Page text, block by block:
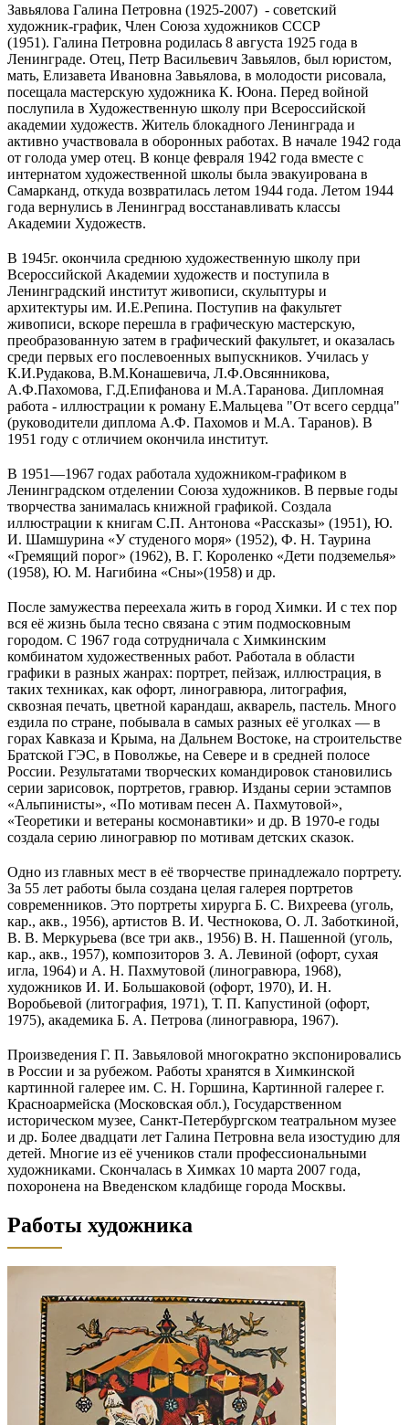
Завьялова Галина Петровна (1925-2007) - советский
художник-график, Член Союза художников СССР
(1951). Галина Петровна родилась 8 августа 1925 года в
Ленинграде. Отец, Петр Васильевич Завьялов, был юристом,
мать, Елизавета Ивановна Завьялова, в молодости рисовала,
посещала мастерскую художника К. Юона. Перед войной
послупила в Художественную школу при Всероссийской
академии художеств. Житель блокадного Ленинграда и
активно участвовала в оборонных работах. В начале 1942 года
от голода умер отец. В конце февраля 1942 года вместе с
интернатом художественной школы была эвакуирована в
Самарканд, откуда возвратилась летом 1944 года. Летом 1944
года вернулись в Ленинград восстанавливать классы
Академии Художеств.
В 1945г. окончила среднюю художественную школу при
Всероссийской Академии художеств и поступила в
Ленинградский институт живописи, скульптуры и
архитектуры им. И.Е.Репина. Поступив на факультет
живописи, вскоре перешла в графическую мастерскую,
преобразованную затем в графический факультет, и оказалась
среди первых его послевоенных выпускников. Училась у
К.И.Рудакова, В.М.Конашевича, Л.Ф.Овсянникова,
А.Ф.Пахомова, Г.Д.Епифанова и М.А.Таранова. Дипломная
работа - иллюстрации к роману Е.Мальцева "От всего сердца"
(руководители диплома А.Ф. Пахомов и М.А. Таранов). В
1951 году с отличием окончила институт.
В 1951—1967 годах работала художником-графиком в
Ленинградском отделении Союза художников. В первые годы
творчества занималась книжной графикой. Создала
иллюстрации к книгам С.П. Антонова «Рассказы» (1951), Ю.
И. Шамшурина «У студеного моря» (1952), Ф. Н. Таурина
«Гремящий порог» (1962), В. Г. Короленко «Дети подземелья»
(1958), Ю. М. Нагибина «Сны»(1958) и др.
После замужества переехала жить в город Химки. И с тех пор
вся её жизнь была тесно связана с этим подмосковным
городом. С 1967 года сотрудничала с Химкинским
комбинатом художественных работ. Работала в области
графики в разных жанрах: портрет, пейзаж, иллюстрация, в
таких техниках, как офорт, линогравюра, литография,
сквозная печать, цветной карандаш, акварель, пастель. Много
ездила по стране, побывала в самых разных её уголках — в
горах Кавказа и Крыма, на Дальнем Востоке, на строительстве
Братской ГЭС, в Поволжье, на Севере и в средней полосе
России. Результатами творческих командировок становились
серии зарисовок, портретов, гравюр. Изданы серии эстампов
«Альпинисты», «По мотивам песен А. Пахмутовой»,
«Теоретики и ветераны космонавтики» и др. В 1970-е годы
создала серию линогравюр по мотивам детских сказок.
Одно из главных мест в её творчестве принадлежало портрету.
За 55 лет работы была создана целая галерея портретов
современников. Это портреты хирурга Б. С. Вихреева (уголь,
кар., акв., 1956), артистов В. И. Честнокова, О. Л. Заботкиной,
В. В. Меркурьева (все три акв., 1956) В. Н. Пашенной (уголь,
кар., акв., 1957), композиторов З. А. Левиной (офорт, сухая
игла, 1964) и А. Н. Пахмутовой (линогравюра, 1968),
художников И. И. Большаковой (офорт, 1970), И. Н.
Воробьевой (литография, 1971), Т. П. Капустиной (офорт,
1975), академика Б. А. Петрова (линогравюра, 1967).
Произведения Г. П. Завьяловой многократно экспонировались
в России и за рубежом. Работы хранятся в Химкинской
картинной галерее им. С. Н. Горшина, Картинной галерее г.
Красноармейска (Московская обл.), Государственном
историческом музее, Санкт-Петербургском театральном музее
и др. Более двадцати лет Галина Петровна вела изостудию для
детей. Многие из её учеников стали профессиональными
художниками. Скончалась в Химках 10 марта 2007 года,
похоронена на Введенском кладбище города Москвы.
Работы художника